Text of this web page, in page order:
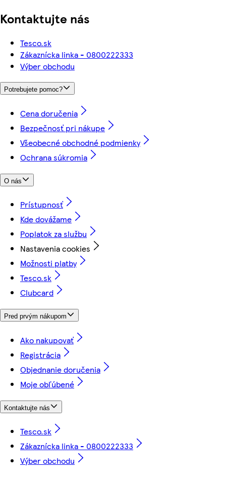
Kontaktujte nás
Tesco.sk
Zákaznícka linka - 0800222333
Výber obchodu
Potrebujete pomoc?
Cena doručenia
Bezpečnosť pri nákupe
Všeobecné obchodné podmienky
Ochrana súkromia
O nás
Prístupnosť
Kde dovážame
Poplatok za službu
Nastavenia cookies
Možnosti platby
Tesco.sk
Clubcard
Pred prvým nákupom
Ako nakupovať
Registrácia
Objednanie doručenia
Moje obľúbené
Kontaktujte nás
Tesco.sk
Zákaznícka linka - 0800222333
Výber obchodu